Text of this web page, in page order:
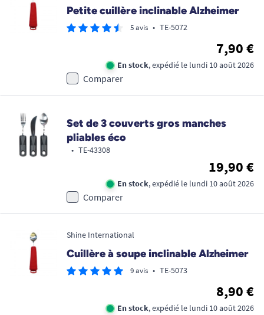
Petite cuillère inclinable Alzheimer
5 avis • TE-5072
7,90 €
En stock, expédié le lundi 10 août 2026
Comparer
Set de 3 couverts gros manches
pliables éco
• TE-43308
19,90 €
En stock, expédié le lundi 10 août 2026
Comparer
Shine International
Cuillère à soupe inclinable Alzheimer
9 avis • TE-5073
8,90 €
En stock, expédié le lundi 10 août 2026